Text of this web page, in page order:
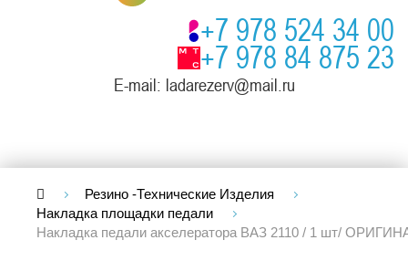
+7 978 524 34 00
+7 978 84 875 23
E-mail: ladarezerv@mail.ru
Резино -Технические Изделия
Накладка площадки педали
Накладка педали акселератора ВАЗ 2110 / 1 шт/